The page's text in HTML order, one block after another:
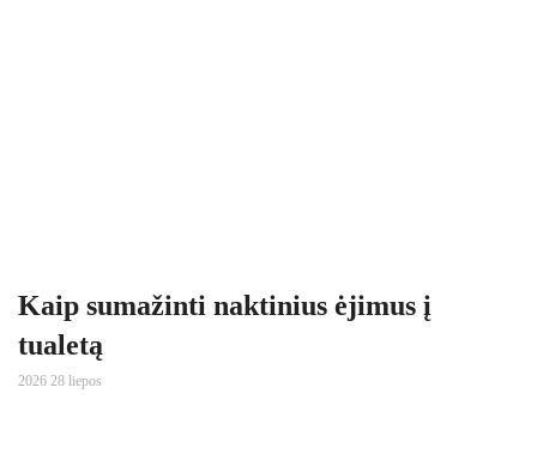
Kaip sumažinti naktinius ėjimus į
tualetą
2026 28 liepos